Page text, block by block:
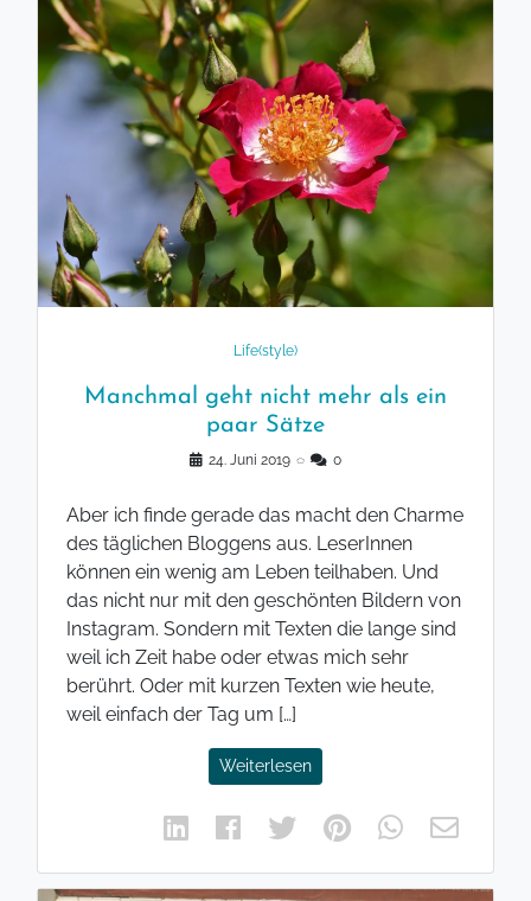
Life(style)
Manchmal geht nicht mehr als ein
paar Sätze
24. Juni 2019 ◌ 0
Aber ich finde gerade das macht den Charme
des täglichen Bloggens aus. LeserInnen
können ein wenig am Leben teilhaben. Und
das nicht nur mit den geschönten Bildern von
Instagram. Sondern mit Texten die lange sind
weil ich Zeit habe oder etwas mich sehr
berührt. Oder mit kurzen Texten wie heute,
weil einfach der Tag um […]
Weiterlesen